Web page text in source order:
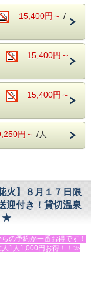
にご利用いただけます。
利用頂けます。
すので、今井浜海岸駅に
ト時に限らせていただき
・電子レンジあり。
側を見学しながら、命が
や菌糸ボトル交換、卵の
なる特別な時間です。見
の体験は、家族旅行の思
類や体験内容は当日の状
できない特別な昆虫体験
食は焼きたてパンを中心
15,400円～ /
15,400円～
15,400円～
円～ /人
】８月１７日限
迎付き！貸切温泉
★
の予約が一番お得です！
1人1,000円お得！！≫
限定プラン！☆★